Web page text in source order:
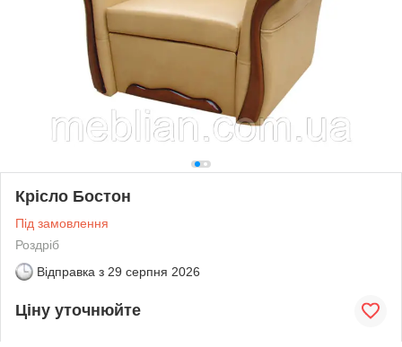
Крісло Бостон
Під замовлення
Роздріб
Відправка з 29 серпня 2026
Ціну уточнюйте